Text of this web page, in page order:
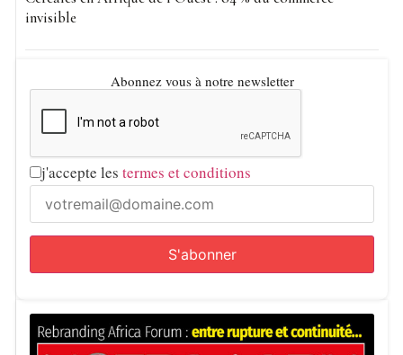
invisible
Abonnez vous à notre newsletter
j'accepte les termes et conditions